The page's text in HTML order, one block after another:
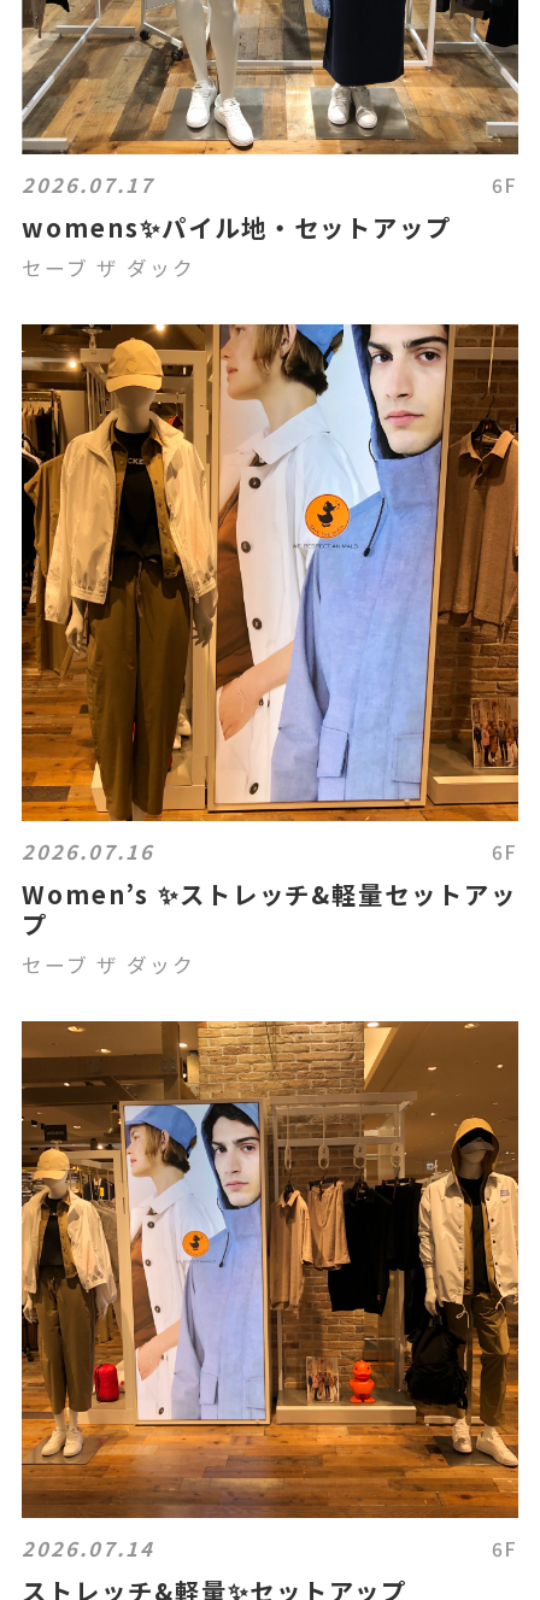
2026.07.17 6F
womens✨パイル地・セットアップ
セーブ ザ ダック
2026.07.16 6F
Women’s ✨ストレッチ&軽量セットアッ
プ
セーブ ザ ダック
2026.07.14 6F
ストレッチ&軽量✨セットアップ